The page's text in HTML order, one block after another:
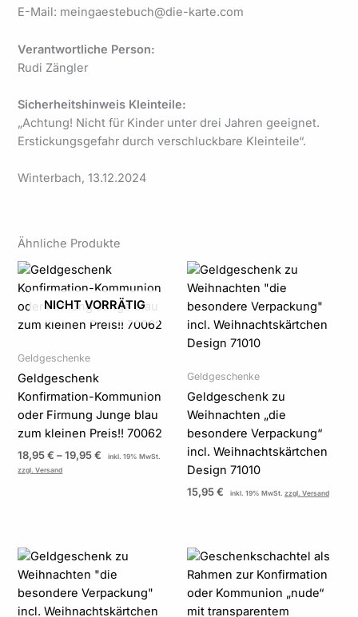
E-Mail: meingaestebuch@die-karte.com
Verantwortliche Person:
Rudi Zängler
Sicherheitshinweis Kleinteile:
„Achtung! Nicht für Kinder unter drei Jahren geeignet.
Erstickungsgefahr durch verschluckbare Kleinteile“.
Winterbach, 13.12.2024
Ähnliche Produkte
NICHT VORRÄTIG
Geldgeschenke
Geldgeschenk
Konfirmation-Kommunion
oder Firmung Junge blau
zum kleinen Preis!! 70062
18,95€ –19,95€
Preisspanne:
bis
19,95 €
inkl. 19% MwSt.
zzgl. Versand
Geldgeschenke
Geldgeschenk zu
Weihnachten „die
besondere Verpackung“
incl. Weihnachtskärtchen
Design 71010
15,95€ inkl. 19% MwSt. zzgl. Versand
Preisspanne:
bis
24,95 €